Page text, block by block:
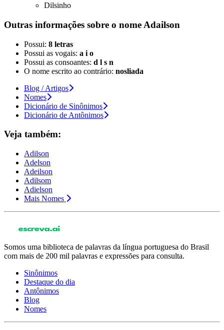
Dilsinho
Outras informações sobre o nome Adailson
Possui: 8 letras
Possui as vogais: a i o
Possui as consoantes: d l s n
O nome escrito ao contrário: nosliada
Blog / Artigos
Nomes
Dicionário de Sinônimos
Dicionário de Antônimos
Veja também:
Adilson
Adelson
Adeilson
Adilsom
Adielson
Mais Nomes
Somos uma biblioteca de palavras da língua portuguesa do Brasil
com mais de 200 mil palavras e expressões para consulta.
Sinônimos
Destaque do dia
Antônimos
Blog
Nomes